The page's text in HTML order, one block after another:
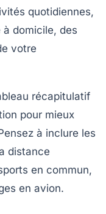
quotidiennes,
à domicile, des
votre
récapitulatif
pour mieux
à inclure les
distance
en commun,
en avion.